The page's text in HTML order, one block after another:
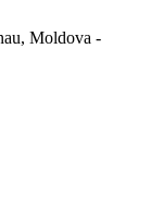
Moldova -